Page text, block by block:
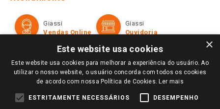
Televendas
Perguntas frequentes
Trabalhe Conosco
Identidade Visual
Formas de Pagamento
Políticas de entrega
Trocas e Devoluções
Giassi
Vendas Online
Giassi
Ouvidoria
Redes Sociais
×
Este website usa cookies
Este website usa cookies para melhorar a experiência do usuário. Ao
utilizar o nosso website, o usuário concorda com todos os cookies
de acordo com nossa Política de Cookies. Ler mais
ESTRITAMENTE NECESSÁRIOS DESEMPENHO